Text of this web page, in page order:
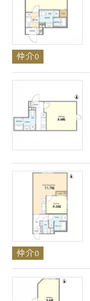
仲介0
仲介0